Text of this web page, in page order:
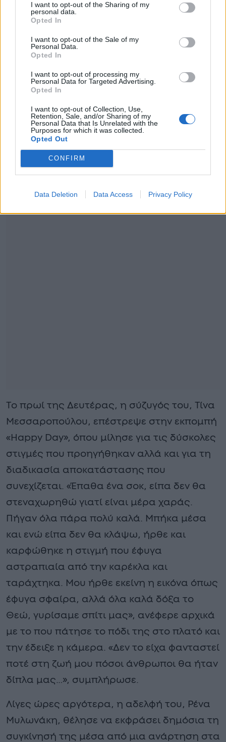
I want to opt-out of the Sharing of my
personal data.
Opted In
I want to opt-out of the Sale of my
Personal Data.
Opted In
I want to opt-out of processing my
Personal Data for Targeted Advertising.
Opted In
I want to opt-out of Collection, Use,
Retention, Sale, and/or Sharing of my
Personal Data that Is Unrelated with the
Purposes for which it was collected.
Opted Out
CONFIRM
Data Deletion Data Access Privacy Policy
Γιώργος Μυλωνάκης: Μηνύματα αγάπης
από την οικογένειά του
Το πρωί της Δευτέρας, η σύζυγός του, Τίνα
Μεσσαροπούλου, επέστρεψε στην εκπομπή
«Happy Day», όπου μίλησε για τις δύσκολες
στιγμές που προηγήθηκαν αλλά και για τη
διαδικασία αποκατάστασης που
συνεχίζεται. «Έπαθα ένα σοκ, είπα δεν θα
στεναχωρηθώ γιατί είναι μέρα χαράς.
Πήγαν όλα πάρα πολύ καλά. Μπήκα μέσα
και ενώ είπα δεν θα κλάψω, ήρθε και
καρφώθηκε η στιγμή που έφυγα
αστραπιαία από την καρέκλα και
ταράχτηκα. Μου ήρθε εκείνη η εικόνα όπως
έφυγα σφαίρα, αλλά όλα καλά δόξα το
Θεώ, γυρίσαμε σπίτι μας», ανέφερε αρχικά
με το που πάτησε το πόδι της στο πλατό και
την έδειξε η κάμερα. «Δεν το είχα φανταστεί
ποτέ στη ζωή μου πόσοι άνθρωποι θα ήταν
δίπλα μας…», συμπλήρωσε.
Λίγες ώρες αργότερα, η αδελφή του, Ρένα
Μυλωνάκη, θέλησε να εκφράσει δημόσια τη
συγκίνησή της μέσα από μια ανάρτηση στα